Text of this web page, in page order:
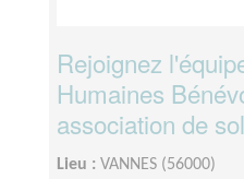
Rejoignez
Humaines
association de
Lieu : VANNES (56000)